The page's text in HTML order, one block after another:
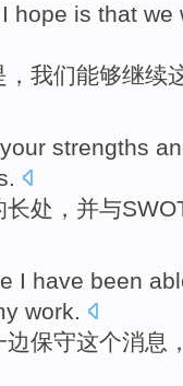
I hope is that we
， 我们能够继续
your strengths
.
长处 ， 并与
I have been
work.
边保守这个消息